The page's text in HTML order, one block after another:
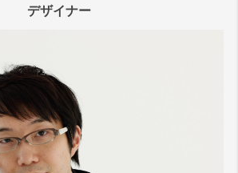
デザイナー